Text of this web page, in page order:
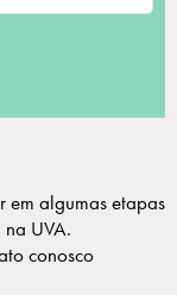
em algumas etapas
UVA.
conosco